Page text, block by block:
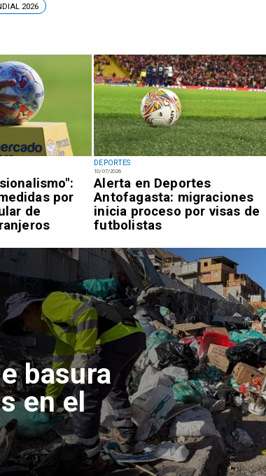
por
de
DEPORTES
10/07/2026
Alerta en Deportes
Antofagasta: migraciones
inicia proceso por visas de
futbolistas
2026
basura
en el